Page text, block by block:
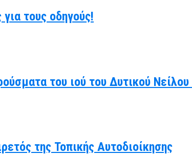
τους οδηγούς!
του ιού του Δυτικού
της Τοπικής Αυτοδιοίκησης